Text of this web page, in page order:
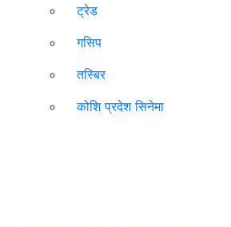
ट्रेड
गसिप
तस्बिर
कोशि प्रदेश सिनेमा